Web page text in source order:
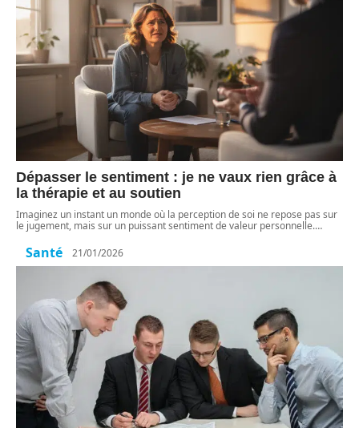
Dépasser le sentiment : je ne vaux rien grâce à
la thérapie et au soutien
Imaginez un instant un monde où la perception de soi ne repose pas sur
le jugement, mais sur un puissant sentiment de valeur personnelle.…
Santé 21/01/2026